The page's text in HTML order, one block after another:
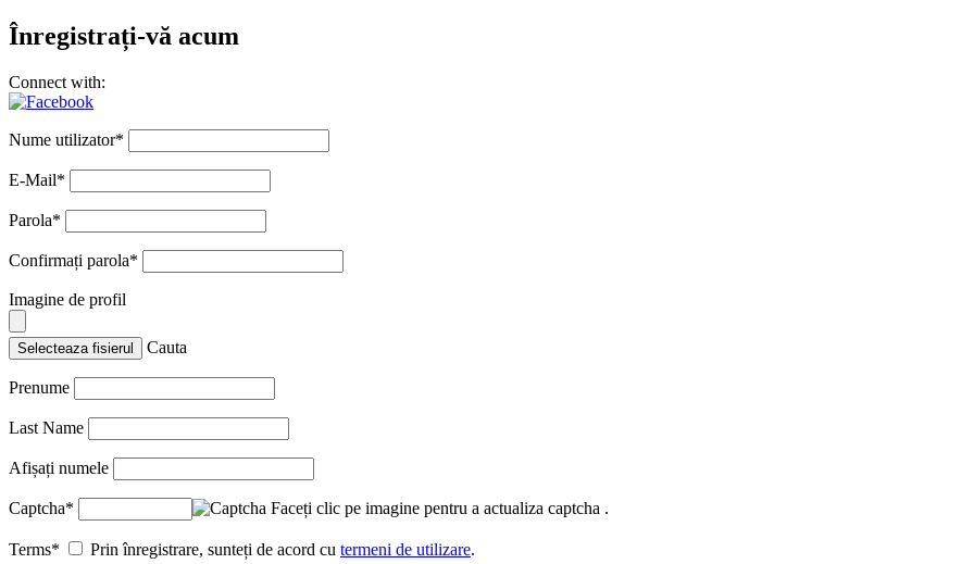
Înregistrați-vă acum
Connect with:
Nume utilizator*
E-Mail*
Parola*
Confirmați parola*
Imagine de profil
Selecteaza fisierul Cauta
Prenume
Last Name
Afișați numele
Captcha* Faceți clic pe imagine pentru a actualiza captcha .
Terms* Prin înregistrare, sunteți de acord cu termeni de utilizare.